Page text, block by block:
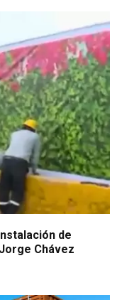
de
Chávez